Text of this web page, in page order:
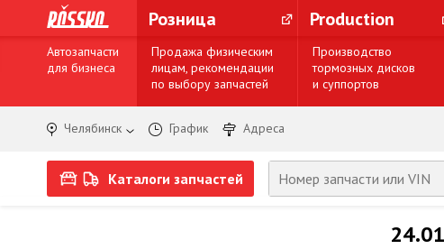
Розница Production
Автозапчасти
для бизнеса
Продажа физическим
лицам, рекомендации
по выбору запчастей
Производство
тормозных дисков
и суппортов
Челябинск График Адреса
Каталоги запчастей